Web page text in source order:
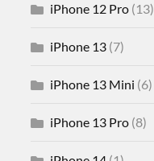
iPhone 12 Pro (13)
iPhone 13 (7)
iPhone 13 Mini (6)
iPhone 13 Pro (8)